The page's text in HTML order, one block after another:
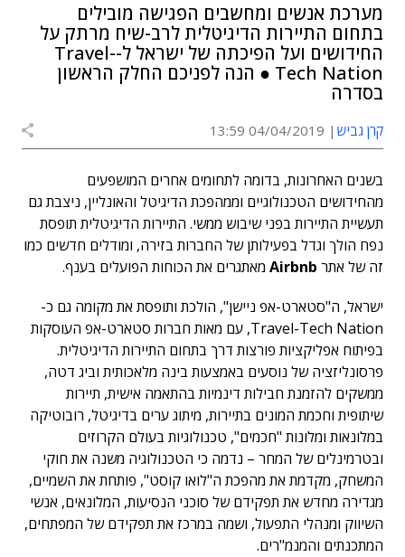
מערכת אנשים ומחשבים הפגישה מובילים
בתחום התיירות הדיגיטלית לרב-שיח מרתק על
החידושים ועל הפיכתה של ישראל ל-Travel-
Tech Nation ● הנה לפניכם החלק הראשון
בסדרה
קרן גביש 04/04/2019 13:59
בשנים האחרונות, בדומה לתחומים אחרים המושפעים
מהחידושים הטכנולוגיים וממהפכת הדיגיטל והאונליין, ניצבת גם
תעשיית התיירות בפני שיבוש ממשי. התיירות הדיגיטלית תופסת
נפח הולך וגדל בפעילותן של החברות בזירה, ומודלים חדשים כמו
זה של אתר Airbnb מאתגרים את הכוחות הפועלים בענף.
ישראל, ה"סטארט-אפ ניישן", הולכת ותופסת את מקומה גם כ-
Travel-Tech Nation, עם מאות חברות סטארט-אפ העוסקות
בפיתוח אפליקציות פורצות דרך בתחום התיירות הדיגיטלית.
פרסונליזציה של נוסעים באמצעות בינה מלאכותית וביג דטה,
ממשקים להזמנת חבילות דינמיות בהתאמה אישית, תיירות
שיתופית וחכמת המונים בתיירות, מיתוג ערים בדיגיטל, רובוטיקה
במלונאות ומלונות "חכמים", טכנולוגיות בעולם הקרוזים
ובטרמינלים של המחר – נדמה כי הטכנולוגיה משנה את חוקי
המשחק, מקדמת את מהפכת ה"לואו קוסט", פותחת את השמיים,
מגדירה מחדש את תפקידם של סוכני הנסיעות, המלונאים, אנשי
השיווק ומנהלי התפעול, ושמה במרכז את תפקידם של המפתחים,
המתכנתים והמנמ"רים.